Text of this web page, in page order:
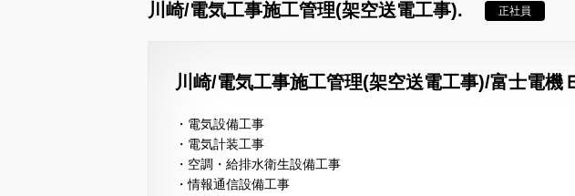
川崎/電気工事施工管理(架空送電工事). 正社員
川崎/電気工事施工管理(架空送電工事)/富士電機
・電気設備工事
・電気計装工事
・空調・給排水衛生設備工事
・情報通信設備工事